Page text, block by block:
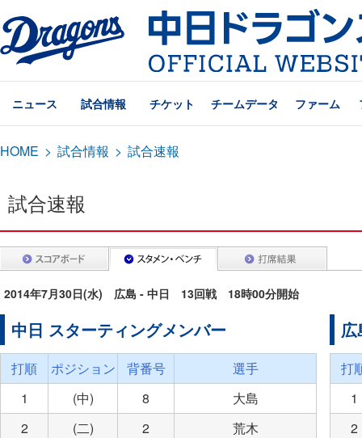
ニュース 試合情報 チケット チームデータ ファーム
HOME > 試合情報 > 試合速報
試合速報
2014年7月30日(水) 広島 - 中日 13回戦 18時00分開始
中日 スターティングメンバー
打順 ポジション 背番号
選手
1
(中) 8
大島
2
(二) 2
荒木
打
1
2